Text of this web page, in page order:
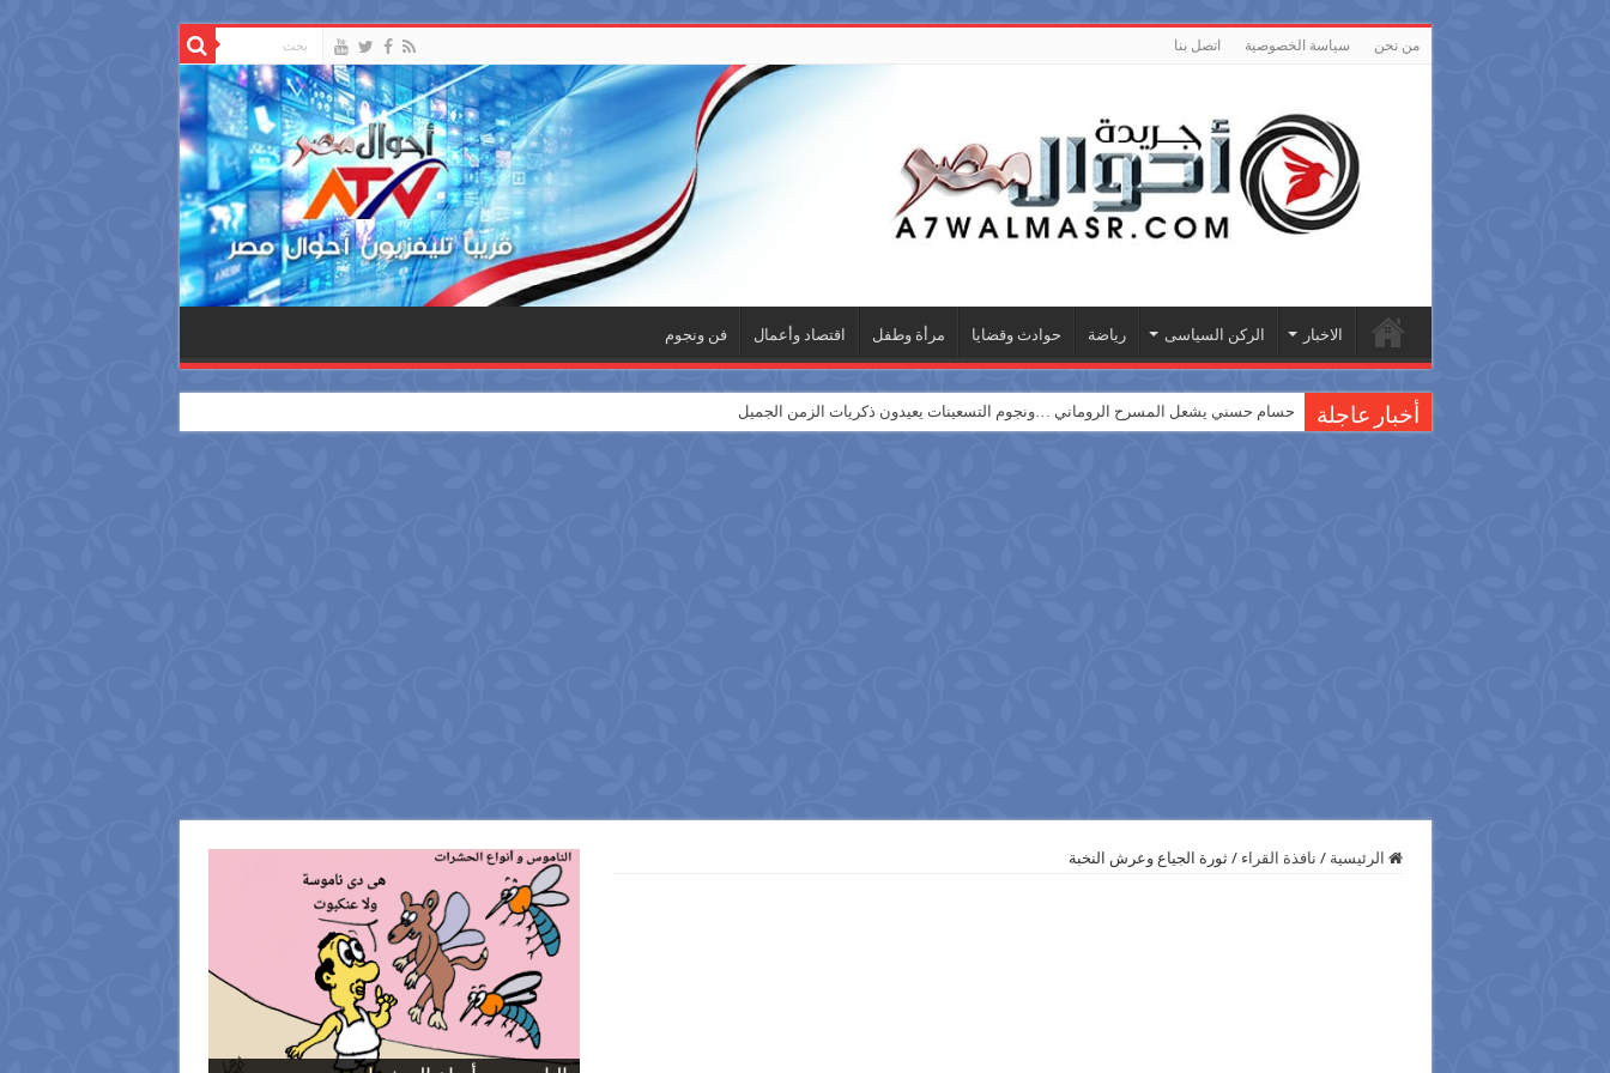
من نحن سياسة الخصوصية اتصل بنا
الاخبار الركن السياسى رياضة حوادث وقضايا مرأة وطفل اقتصاد وأعمال فن ونجوم
أخبار عاجلة حسام حسني يشعل المسرح الروماني …ونجوم التسعينات يعيدون ذكريات الزمن الجميل
الرئيسية / نافذة القراء / ثورة الجياع وعرش النخبة